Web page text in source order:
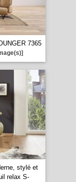
7365
stylé et
relax S-